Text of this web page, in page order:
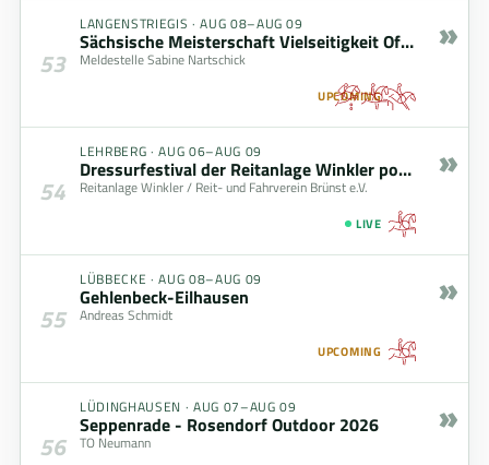
53
LANGENSTRIEGIS ·AUG 08–AUG 09
Sächsische Meisterschaft Vielseitigkeit Offene Klasse – gefördert durch den Freistaat Sachsen
Meldestelle Sabine Nartschick
UPCOMING
»
54
LEHRBERG ·AUG 06–AUG 09
Dressurfestival der Reitanlage Winkler powered by zoells.de GmbH
Reitanlage Winkler / Reit- und Fahrverein Brünst e.V.
LIVE
»
55
LÜBBECKE ·AUG 08–AUG 09
Gehlenbeck-Eilhausen
Andreas Schmidt
UPCOMING
»
56
LÜDINGHAUSEN · AUG 07–AUG 09
Seppenrade - Rosendorf Outdoor 2026
TO Neumann
»